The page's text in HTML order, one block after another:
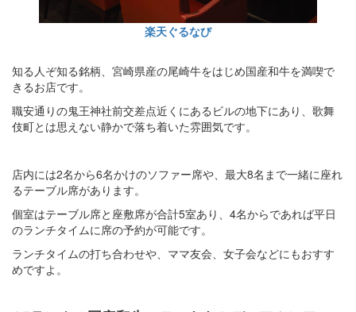
楽天ぐるなび
知る人ぞ知る銘柄、宮崎県産の尾崎牛をはじめ国産和牛を満喫で
きるお店です。
職安通りの鬼王神社前交差点近くにあるビルの地下にあり、歌舞
伎町とは思えない静かで落ち着いた雰囲気です。
店内には2名から6名かけのソファー席や、最大8名まで一緒に座れ
るテーブル席があります。
個室はテーブル席と座敷席が合計5室あり、4名からであれば平日
のランチタイムに席の予約が可能です。
ランチタイムの打ち合わせや、ママ友会、女子会などにもおすす
めですよ。